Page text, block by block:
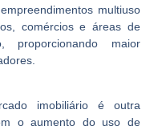
multiuso
comércios e áreas de
maior
imobiliário é outra
o aumento do uso de